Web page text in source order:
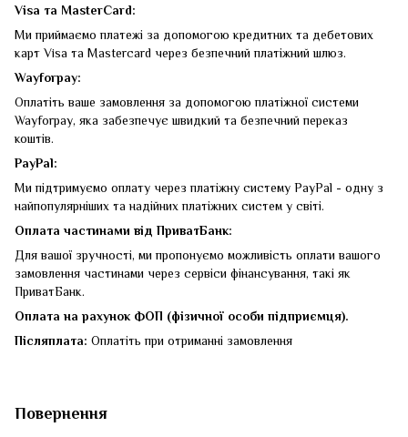
Visa та MasterCard:
Ми приймаємо платежі за допомогою кредитних та дебетових
карт Visa та Mastercard через безпечний платіжний шлюз.
Wayforpay:
Оплатіть ваше замовлення за допомогою платіжної системи
Wayforpay, яка забезпечує швидкий та безпечний переказ
коштів.
PayPal:
Ми підтримуємо оплату через платіжну систему PayPal - одну з
найпопулярніших та надійних платіжних систем у світі.
Оплата частинами від ПриватБанк:
Для вашої зручності, ми пропонуємо можливість оплати вашого
замовлення частинами через сервіси фінансування, такі як
ПриватБанк.
Оплата на рахунок ФОП (фізичної особи підприємця).
Післяплата: Оплатіть при отриманні замовлення
Повернення